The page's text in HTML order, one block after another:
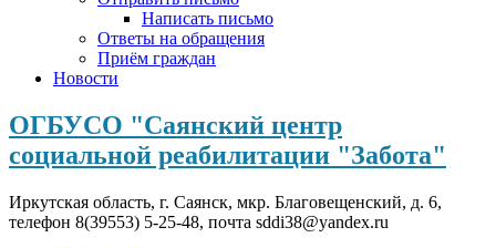
Написать письмо
Ответы на обращения
Приём граждан
Новости
ОГБУСО "Саянский центр
социальной реабилитации "Забота"
Иркутская область, г. Саянск, мкр. Благовещенский, д. 6,
телефон 8(39553) 5-25-48, почта sddi38@yandex.ru